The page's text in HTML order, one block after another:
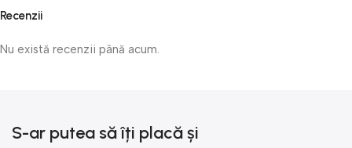
Recenzii
Nu există recenzii până acum.
S-ar putea să îți placă și